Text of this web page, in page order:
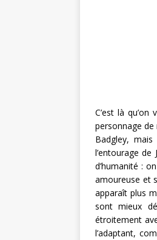
C’est là
personnage de
Badgley,
l’entourage
d’humanité :
amoureuse et
apparaît plus
sont mieux
étroitement
l’adaptant,